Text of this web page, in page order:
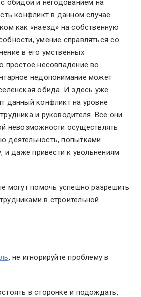
обидой и негодованием на
конфликт в данном случае
как «наезд» на собственную
умение справляться со
в его умственных
простое несовпадение во
недопонимание может
обида. И здесь уже
данный конфликт на уровне
и руководителя. Все они
невозможности осуществлять
деятельность, попытками
и даже привести к увольнениям
могут помочь успешно разрешить
в строительной
, не игнорируйте проблему в
в сторонке и подождать,